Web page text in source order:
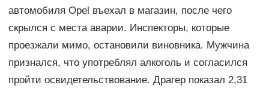
автомобиля Opel въехал в магазин, после чего
скрылся с места аварии. Инспекторы, которые
проезжали мимо, остановили виновника. Мужчина
признался, что употреблял алкоголь и согласился
пройти освидетельствование. Драгер показал 2,31